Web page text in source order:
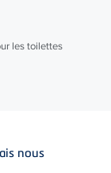
les toilettes
nous